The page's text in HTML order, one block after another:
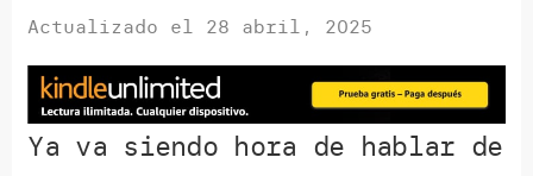
ciencia
ficción
Actualizado el 28 abril, 2025
Ya va siendo hora de hablar de